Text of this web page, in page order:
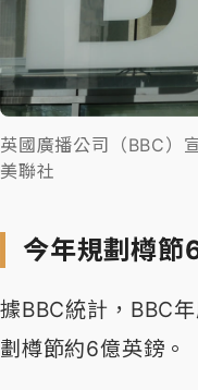
英國廣播公司（BBC）
美聯社
今年規劃樽節
據BBC統計，BBC
劃樽節約6億英鎊。